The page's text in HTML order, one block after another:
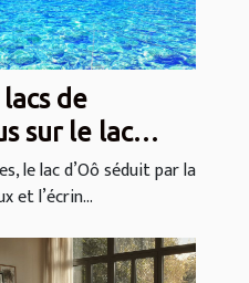
de
sur le lac
le lac d’Oô séduit par la
et l’écrin...